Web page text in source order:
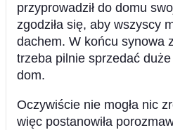
przyprowadził do domu
zgodziła się, aby wszyscy
dachem. W końcu synowa
trzeba pilnie sprzedać
dom.
Oczywiście nie mogła nic
więc postanowiła